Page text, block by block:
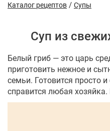
Каталог рецептов / Супы
Суп из
Белый гриб — это царь
приготовить нежное и
семьи. Готовится просто
справится любая хозяйка.